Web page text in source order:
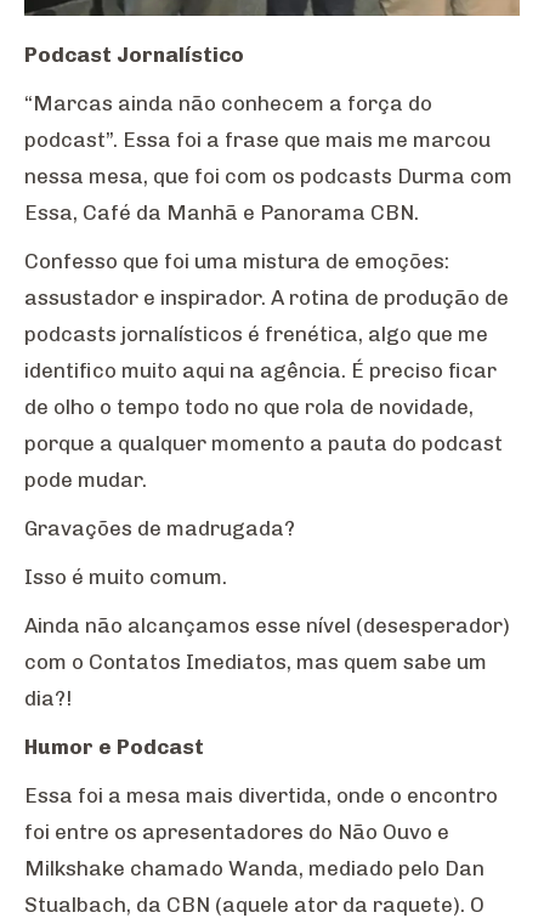
Podcast Jornalístico
“Marcas ainda não conhecem a força do
podcast”. Essa foi a frase que mais me marcou
nessa mesa, que foi com os podcasts Durma com
Essa, Café da Manhã e Panorama CBN.
Confesso que foi uma mistura de emoções:
assustador e inspirador. A rotina de produção de
podcasts jornalísticos é frenética, algo que me
identifico muito aqui na agência. É preciso ficar
de olho o tempo todo no que rola de novidade,
porque a qualquer momento a pauta do podcast
pode mudar.
Gravações de madrugada?
Isso é muito comum.
Ainda não alcançamos esse nível (desesperador)
com o Contatos Imediatos, mas quem sabe um
dia?!
Humor e Podcast
Essa foi a mesa mais divertida, onde o encontro
foi entre os apresentadores do Não Ouvo e
Milkshake chamado Wanda, mediado pelo Dan
Stualbach, da CBN (aquele ator da raquete). O